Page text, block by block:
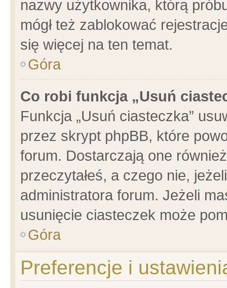
nazwy użytkownika, którą
mógł też zablokować
się więcej na ten temat.
Góra
Co robi funkcja „Usuń
Funkcja „Usuń ciasteczka”
przez skrypt phpBB, które
forum. Dostarczają one
przeczytałeś, a czego nie,
administratora forum. Jeżeli
usunięcie ciasteczek może
Góra
Preferencje i